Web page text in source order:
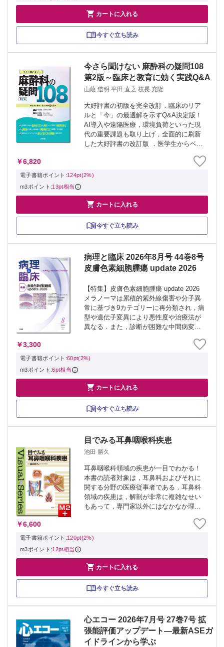
 カートに入れる
今すぐ立ち読み
今さら聞けない 麻酔科の疑問108
第2版～臨床と教育に効く実践Q&A
山蔭 道明 平田 直之 枝長 充隆
大好評書の初版を完全改訂．臨床のリア
ルと「今」の最適解を示すQ&A決定版！
AI導入や遠隔医療，環境負荷といった現
代の重要課題も取り上げ，全面的に刷新
した大好評書の改訂版 ．医学生からベテ
108の疑問に対し，エビデンスと実践的ア
ドバイスをQ&A形式で提示する ．単...
￥6,820
電子書籍ポイント:124pt(2%)
m3ポイント:13pt相当
 カートに入れる
今すぐ立ち読み
病理と臨床 2026年8月号 44巻8号
皮膚色素細胞腫瘍 update 2026
【特集】皮膚色素細胞腫瘍 update 2026
メラノーマは累積的紫外線傷害や分子異
常に基づき9カテゴリーに再分類され，病
型や遺伝子変異により悪性度や治療法が
異なる．また，診断が困難な中間病変の
療法や統合分類，診断用語，免疫染色等
を皮膚科医と皮膚病理医が解説して...
￥3,300
電子書籍ポイント:60pt(2%)
m3ポイント:6pt相当
 カートに入れる
今すぐ立ち読み
目でみる耳鼻咽喉科疾患
池田 勝久
耳鼻咽喉科領域の疾患が一目でわかる！
本書の読者対象は，耳鼻科およびそれに
関する分野の医療従事者である．耳鼻科
領域の疾患は，解剖が非常に複雑なせい
もあって，専門家以外にはなかなか理解
ラストと明確な写真で，この領域の疾患
が一目で理解できるよう工夫されてい
￥6,600
電子書籍ポイント:120pt(2%)
m3ポイント:12pt相当
 カートに入れる
今すぐ立ち読み
心エコー 2026年7月号 27巻7号 拡
張能評価アップデート―最新ASEガ
イドラインから学ぶ